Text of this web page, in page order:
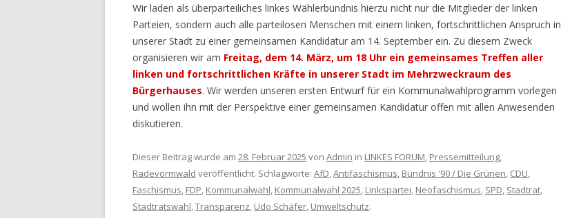
Wir laden als überparteiliches linkes Wählerbündnis hierzu nicht nur die Mitglieder der linken
Parteien, sondern auch alle parteilosen Menschen mit einem linken, fortschrittlichen Anspruch in
unserer Stadt zu einer gemeinsamen Kandidatur am 14. September ein. Zu diesem Zweck
organisieren wir am Freitag, dem 14. März, um 18 Uhr ein gemeinsames Treffen aller
linken und fortschrittlichen Kräfte in unserer Stadt im Mehrzweckraum des
Bürgerhauses. Wir werden unseren ersten Entwurf für ein Kommunalwahlprogramm vorlegen
und wollen ihn mit der Perspektive einer gemeinsamen Kandidatur offen mit allen Anwesenden
diskutieren.
Dieser Beitrag wurde am 28. Februar 2025 von Admin in LINKES FORUM, Pressemitteilung,
Radevormwald veröffentlicht. Schlagworte: AfD,Antifaschismus, Bündnis '90 / Die Grünen, CDU,
Faschismus, FDP, Kommunalwahl, Kommunalwahl 2025, Linkspartei, Neofaschismus, SPD, Stadtrat,
Stadtratswahl,Transparenz, Udo Schäfer, Umweltschutz.